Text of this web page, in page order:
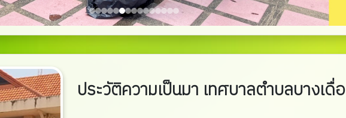
ประวัติความเป็นมา เทศบาลตำบลบางเดื่อ